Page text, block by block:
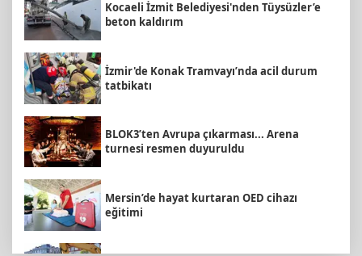
Kocaeli İzmit Belediyesi'nden Tüysüzler’e
beton kaldırım
İzmir'de Konak Tramvayı’nda acil durum
tatbikatı
BLOK3’ten Avrupa çıkarması... Arena
turnesi resmen duyuruldu
Mersin’de hayat kurtaran OED cihazı
eğitimi